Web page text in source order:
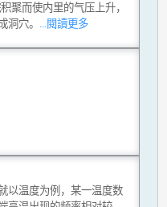
聚而使内里的气压上升，
洞穴。
...閱讀更多
以温度为例，某一温度数